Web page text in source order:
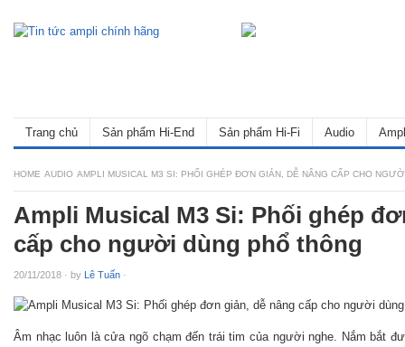
Trang chủ Sản phẩm Hi-End Sản phẩm Hi-Fi Audio
HOME AUDIO AMPLI MUSICAL M3 SI: PHỐI GHÉP ĐƠN GIẢN, DỄ NÂNG CẤP CHO
Ampli Musical M3 Si: Phối ghép
cấp cho người dùng phổ thông
20/11/2018 · by Lê Tuấn ·
Âm nhạc luôn là cửa ngõ chạm đến trái tim của người nghe. Nắm bắt